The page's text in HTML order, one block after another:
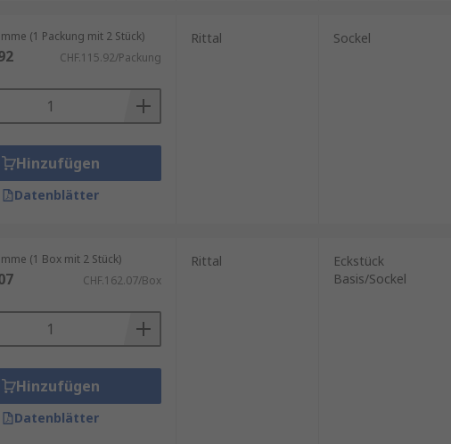
(1 Packung mit 2 Stück)
CHF.115.92/Packung
Hinzufügen
Datenblätter
Rittal Sockel
(1 Box mit 2 Stück)
CHF.162.07/Box
Hinzufügen
Datenblätter
Rittal
Eckstück
Basis/Sockel